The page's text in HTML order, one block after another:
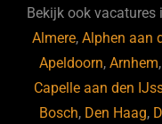
b
o
o
k
ky dI
n
Bekijk ook
Almere,Alphen aan
Apeldoorn,Arnhem
Capelle aan den
Bosch, Den Haag,